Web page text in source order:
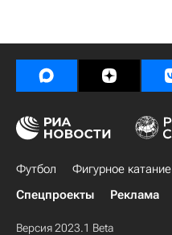
Футбол Фигурное катание
Спецпроекты
Реклама
Версия 2023.1 Beta